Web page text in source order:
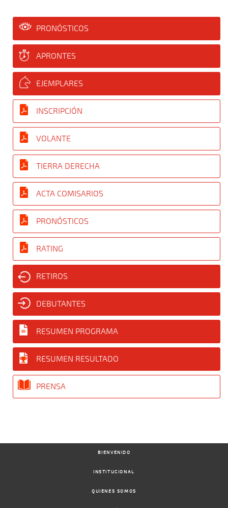
PRONÓSTICOS
APRONTES
EJEMPLARES
INSCRIPCIÓN
VOLANTE
TIERRA DERECHA
ACTA COMISARIOS
PRONÓSTICOS
RATING
RETIROS
DEBUTANTES
RESUMEN PROGRAMA
RESUMEN RESULTADO
PRENSA
BIENVENIDO
INSTITUCIONAL
QUIENES SOMOS